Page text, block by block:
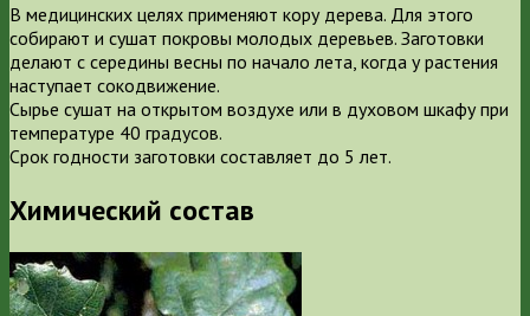
В медицинских целях применяют кору дерева. Для этого
собирают и сушат покровы молодых деревьев. Заготовки
делают с середины весны по начало лета, когда у растения
наступает сокодвижение.
Сырье сушат на открытом воздухе или в духовом шкафу при
температуре 40 градусов.
Срок годности заготовки составляет до 5 лет.
Химический состав